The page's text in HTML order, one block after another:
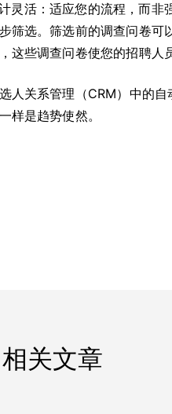
灵活：适应您的流程，而非
筛选。筛选前的调查问卷
这些调查问卷使您的招聘人
人关系管理（CRM）中的
样是趋势使然。
相关文章